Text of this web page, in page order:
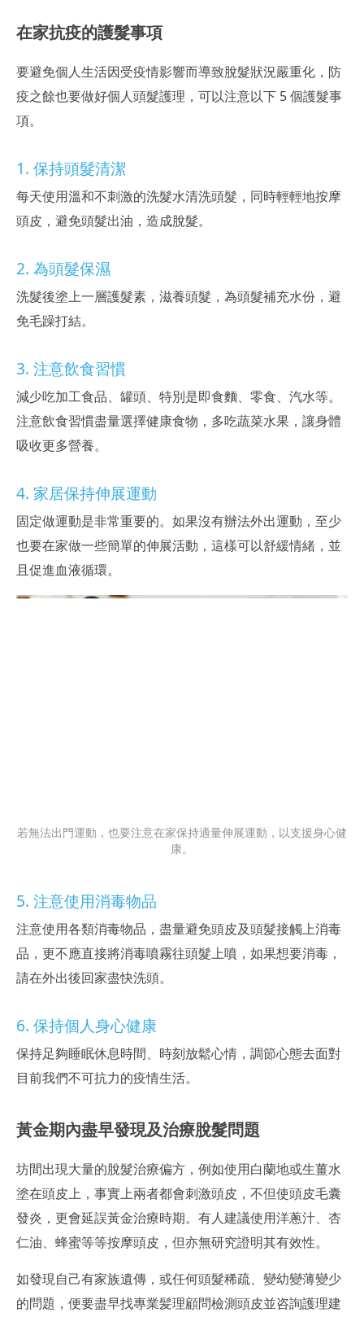
在家抗疫的護髮事項
要避免個人生活因受疫情影響而導致脫髮狀況嚴重化，防
疫之餘也要做好個人頭髮護理，可以注意以下 5 個護髮事
項。
1. 保持頭髮清潔
每天使用溫和不刺激的洗髮水清洗頭髮，同時輕輕地按摩
頭皮，避免頭髮出油，造成脫髮。
2. 為頭髮保濕
洗髮後塗上一層護髮素，滋養頭髮，為頭髮補充水份，避
免毛躁打結。
3. 注意飲食習慣
減少吃加工食品、罐頭、特別是即食麵、零食、汽水等。
注意飲食習慣盡量選擇健康食物，多吃蔬菜水果，讓身體
吸收更多營養。
4. 家居保持伸展運動
固定做運動是非常重要的。如果沒有辦法外出運動，至少
也要在家做一些簡單的伸展活動，這樣可以舒緩情緒，並
且促進血液循環。
若無法出門運動，也要注意在家保持適量伸展運動，以支援身心健
康。
5. 注意使用消毒物品
注意使用各類消毒物品，盡量避免頭皮及頭髮接觸上消毒
品，更不應直接將消毒噴霧往頭髮上噴，如果想要消毒，
請在外出後回家盡快洗頭。
6. 保持個人身心健康
保持足夠睡眠休息時間、時刻放鬆心情，調節心態去面對
目前我們不可抗力的疫情生活。
黃金期內盡早發現及治療脫髮問題
坊間出現大量的脫髮治療偏方，例如使用白蘭地或生薑水
塗在頭皮上，事實上兩者都會刺激頭皮，不但使頭皮毛囊
發炎，更會延誤黃金治療時期。有人建議使用洋蔥汁、杏
仁油、蜂蜜等等按摩頭皮，但亦無研究證明其有效性。
如發現自己有家族遺傳，或任何頭髮稀疏、變幼變薄變少
的問題，便要盡早找專業髪理顧問檢測頭皮並咨詢護理建
進行測試不會關閉此頁面，稍後可以繼續觀看文章